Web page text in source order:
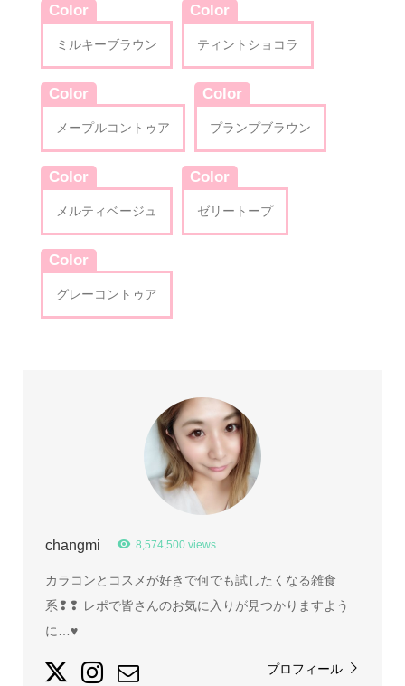
Color
ミルキーブラウン
Color
ティントショコラ
Color
メープルコントゥア
Color
プランプブラウン
Color
メルティベージュ
Color
ゼリートープ
Color
グレーコントゥア
changmi 8,574,500 views
カラコンとコスメが好きで何でも試したくなる雑食
系❢❢ レポで皆さんのお気に入りが見つかりますよう
に…♥
プロフィール